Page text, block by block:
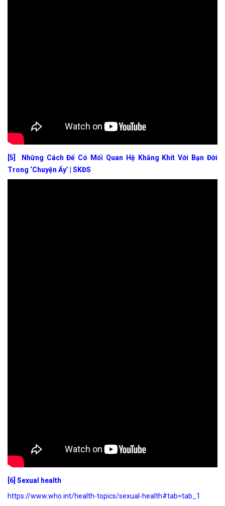
[5] Những Cách Để Có Mối Quan Hệ Khăng Khít Với Bạn Đời
Trong ‘Chuyện Ấy’ | SKĐS
[6] Sexual health
https://www.who.int/health-topics/sexual-health#tab=tab_1